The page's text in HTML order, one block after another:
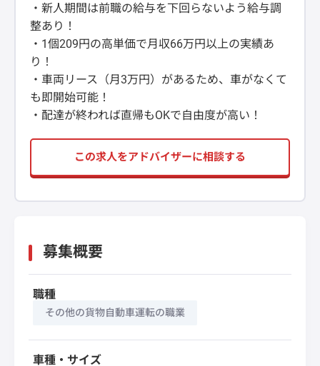
・新人期間は前職の給与を下回らないよう給与調
整あり！
・1個209円の高単価で月収66万円以上の実績あ
り！
・車両リース（月3万円）があるため、車がなくて
も即開始可能！
・配達が終われば直帰もOKで自由度が高い！
この求人をアドバイザーに相談する
募集概要
職種
その他の貨物自動車運転の職業
車種・サイズ